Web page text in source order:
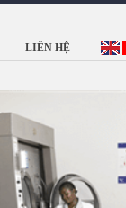
LIÊN HỆ